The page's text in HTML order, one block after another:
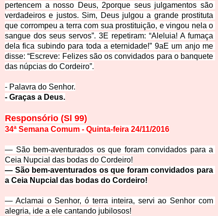
pertencem a nosso Deus, 2porque seus julgamentos são
verdadeiros e justos. Sim, Deus julgou a grande prostituta
que corrompeu a terra com sua prostituição, e vingou nela o
sangue dos seus servos”. 3E repetiram: “Aleluia! A fumaça
dela fica subindo para toda a eternidade!” 9aE um anjo me
disse: “Escreve: Felizes são os convidados para o banquete
das núpcias do Cordeiro”.
- Palavra do Senhor.
- Graças a Deus.
Responsório (Sl 99)
34ª Semana Comum - Quinta-feira 24/11/2016
— São bem-aventurados os que foram convidados para a
Ceia Nupcial das bodas do Cordeiro!
— São bem-aventurados os que foram convidados para
a Ceia Nupcial das bodas do Cordeiro!
— Aclamai o Senhor, ó terra inteira, servi ao Senhor com
alegria, ide a ele cantando jubil osos!